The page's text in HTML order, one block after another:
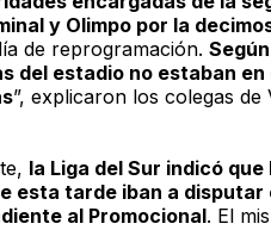
y Olimpo por la
de reprogramación.
del estadio no estaban
”, explicaron los colegas de
la Liga del Sur indicó
esta tarde iban a disputar
al Promocional. El